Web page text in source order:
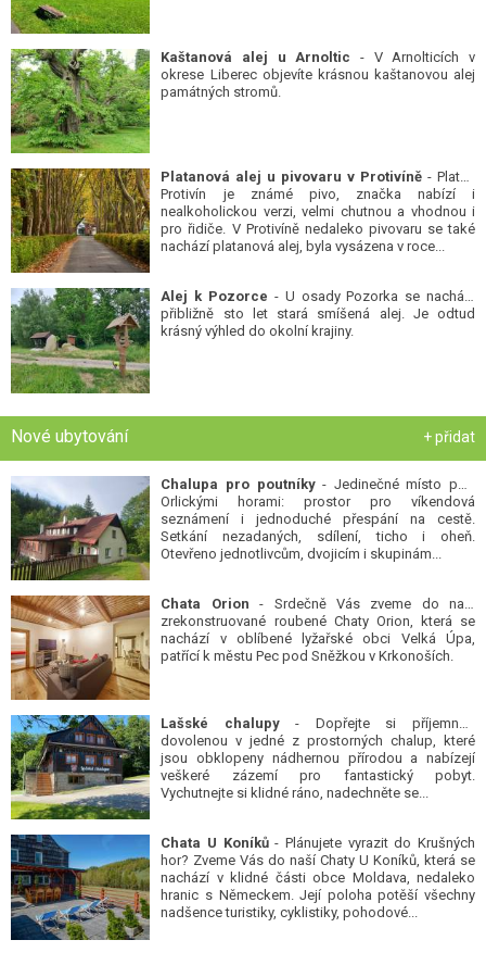
Kaštanová alej u Arnoltic - V Arnolticích v
okrese Liberec objevíte krásnou kaštanovou alej
památných stromů.
Platanová alej u pivovaru v Protivíně - Platan
Protivín je známé pivo, značka nabízí i
nealkoholickou verzi, velmi chutnou a vhodnou i
pro řidiče. V Protivíně nedaleko pivovaru se také
nachází platanová alej, byla vysázena v roce...
Alej k Pozorce - U osady Pozorka se nachází
přibližně sto let stará smíšená alej. Je odtud
krásný výhled do okolní krajiny.
Nové ubytování + přidat
Chalupa pro poutníky- Jedinečné místo pod
Orlickými horami: prostor pro víkendová
seznámení i jednoduché přespání na cestě.
Setkání nezadaných, sdílení, ticho i oheň.
Otevřeno jednotlivcům, dvojicím i skupinám...
Chata Orion - Srdečně Vás zveme do naší
zrekonstruované roubené Chaty Orion, která se
nachází v oblíbené lyžařské obci Velká Úpa,
patřící k městu Pec pod Sněžkou v Krkonoších.
Lašské chalupy- Dopřejte si příjemnou
dovolenou v jedné z prostorných chalup, které
jsou obklopeny nádhernou přírodou a nabízejí
veškeré zázemí pro fantastický pobyt.
Vychutnejte si klidné ráno, nadechněte se...
Chata U Koníků- Plánujete vyrazit do Krušných
hor? Zveme Vás do naší Chaty U Koníků, která se
nachází v klidné části obce Moldava, nedaleko
hranic s Německem. Její poloha potěší všechny
nadšence turistiky, cyklistiky, pohodové...